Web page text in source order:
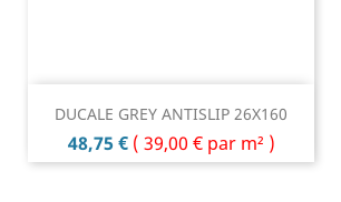
DUCALE GREY ANTISLIP 26X160
Prix
48,75 € ( 39,00 € par m² )